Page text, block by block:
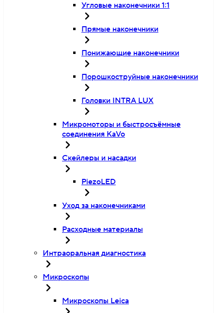
Угловые наконечники 1:1
Прямые наконечники
Понижающие наконечники
Порошкоструйные наконечники
Головки INTRA LUX
Микромоторы и быстросъёмные
соединения KaVo
Скейлеры и насадки
PiezoLED
Уход за наконечниками
Расходные материалы
Интраоральная диагностика
Микроскопы
Микроскопы Leica